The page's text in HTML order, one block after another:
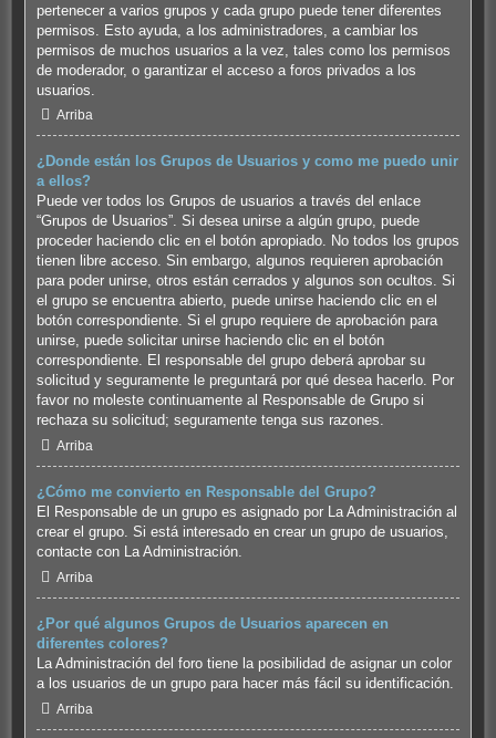
pertenecer a varios grupos y cada grupo puede tener diferentes
permisos. Esto ayuda, a los administradores, a cambiar los
permisos de muchos usuarios a la vez, tales como los permisos
de moderador, o garantizar el acceso a foros privados a los
usuarios.
Arriba
¿Donde están los Grupos de Usuarios y como me puedo unir
a ellos?
Puede ver todos los Grupos de usuarios a través del enlace
“Grupos de Usuarios”. Si desea unirse a algún grupo, puede
proceder haciendo clic en el botón apropiado. No todos los grupos
tienen libre acceso. Sin embargo, algunos requieren aprobación
para poder unirse, otros están cerrados y algunos son ocultos. Si
el grupo se encuentra abierto, puede unirse haciendo clic en el
botón correspondiente. Si el grupo requiere de aprobación para
unirse, puede solicitar unirse haciendo clic en el botón
correspondiente. El responsable del grupo deberá aprobar su
solicitud y seguramente le preguntará por qué desea hacerlo. Por
favor no moleste continuamente al Responsable de Grupo si
rechaza su solicitud; seguramente tenga sus razones.
Arriba
¿Cómo me convierto en Responsable del Grupo?
El Responsable de un grupo es asignado por La Administración al
crear el grupo. Si está interesado en crear un grupo de usuarios,
contacte con La Administración.
Arriba
¿Por qué algunos Grupos de Usuarios aparecen en
diferentes colores?
La Administración del foro tiene la posibilidad de asignar un color
a los usuarios de un grupo para hacer más fácil su identificación.
Arriba